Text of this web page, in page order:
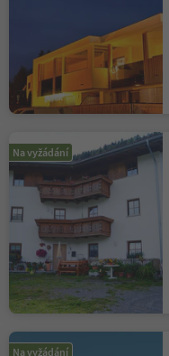
Na vyžádání
Na vyžádání